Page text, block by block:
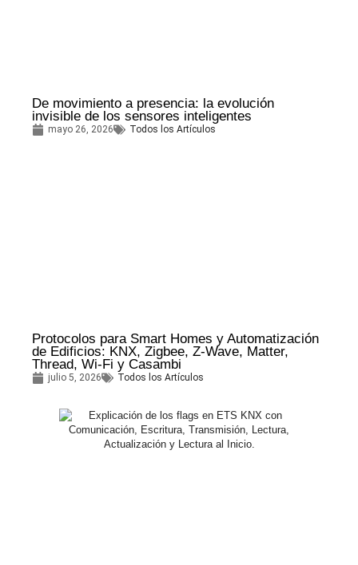
De movimiento a presencia: la evolución
invisible de los sensores inteligentes
mayo 26, 2026 Todos los Artículos
Protocolos para Smart Homes y Automatización
de Edificios: KNX, Zigbee, Z-Wave, Matter,
Thread, Wi-Fi y Casambi
julio 5, 2026 Todos los Artículos